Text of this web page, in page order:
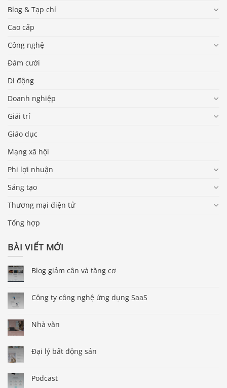
Blog & Tạp chí
Cao cấp
Công nghệ
Đám cưới
Di động
Doanh nghiệp
Giải trí
Giáo dục
Mạng xã hội
Phi lợi nhuận
Sáng tạo
Thương mại điện tử
Tổng hợp
BÀI VIẾT MỚI
Blog giảm cân và tăng cơ
Công ty công nghệ ứng dụng SaaS
Nhà văn
Đại lý bất động sản
Podcast